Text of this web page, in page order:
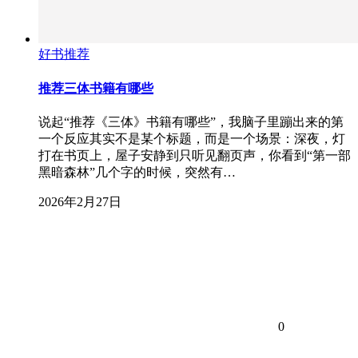
好书推荐
推荐三体书籍有哪些
说起“推荐《三体》书籍有哪些”，我脑子里蹦出来的第
一个反应其实不是某个标题，而是一个场景：深夜，灯
打在书页上，屋子安静到只听见翻页声，你看到“第一部
黑暗森林”几个字的时候，突然有…
2026年2月27日
0